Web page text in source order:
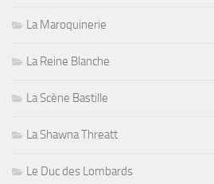
La Maroquinerie
La Reine Blanche
La Scène Bastille
La Shawna Threatt
Le Duc des Lombards